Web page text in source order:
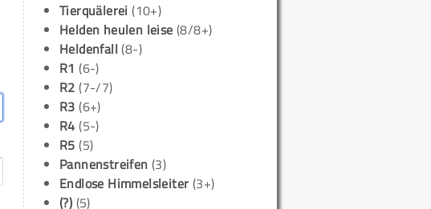
Tierquälerei (10+)
Helden heulen leise(8/8+)
Heldenfall(8-)
R1 (6-)
R2 (7-/7)
R3 (6+)
R4 (5-)
R5 (5)
Pannenstreifen (3)
Endlose Himmelsleiter (3+)
(?) (5)